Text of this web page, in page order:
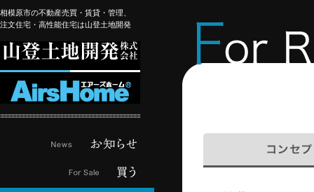
相模原市の不動産売買・賃貸・管理、
注文住宅・高性能住宅は山登土地開発